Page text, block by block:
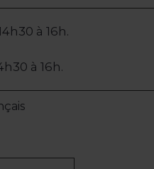
à 16h.
à 16h.